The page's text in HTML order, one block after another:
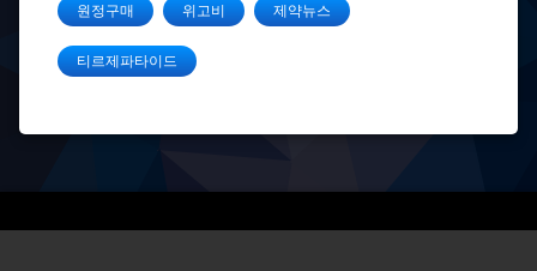
원정구매 위고비 제약뉴스
티르제파타이드